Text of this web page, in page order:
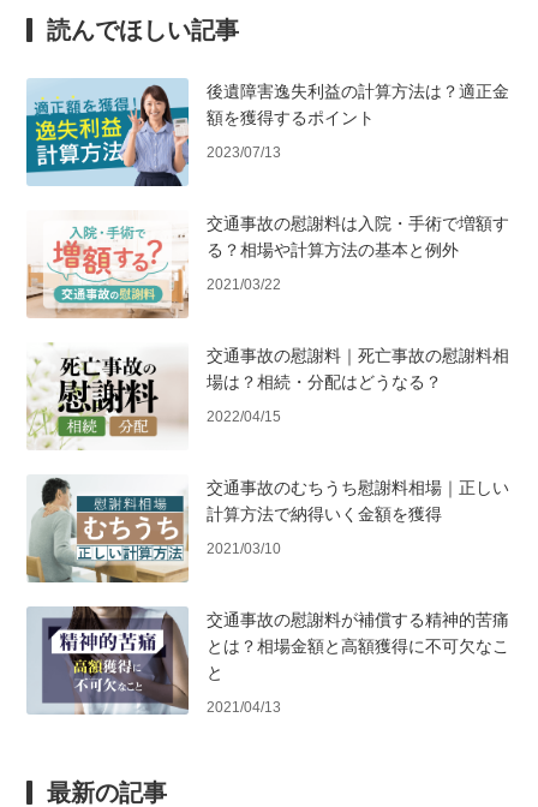
読んでほしい記事
後遺障害逸失利益の計算方法は？適正金
額を獲得するポイント
2023/07/13
交通事故の慰謝料は入院・手術で増額す
る？相場や計算方法の基本と例外
2021/03/22
交通事故の慰謝料｜死亡事故の慰謝料相
場は？相続・分配はどうなる？
2022/04/15
交通事故のむちうち慰謝料相場｜正しい
計算方法で納得いく金額を獲得
2021/03/10
交通事故の慰謝料が補償する精神的苦痛
とは？相場金額と高額獲得に不可欠なこ
と
2021/04/13
最新の記事